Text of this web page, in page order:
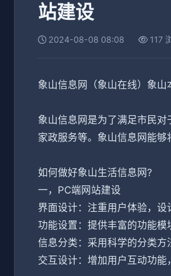
站建设
2024-08-08 08:08 117
象山信息网（象山在线）象山
象山信息网是为了满足市民对
家政服务等。象山信息网能
如何做好象山生活信息网?
一，PC端网站建设
界面设计：注重用户体验，设
功能设置：提供丰富的功能模
信息分类：采用科学的分类方
交互设计：增加用户互动功能